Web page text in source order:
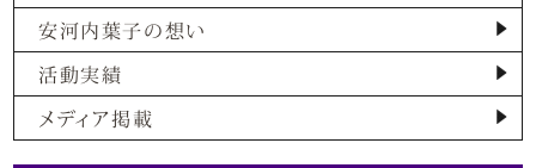
安河内葉子の想い
活動実績
メディア掲載